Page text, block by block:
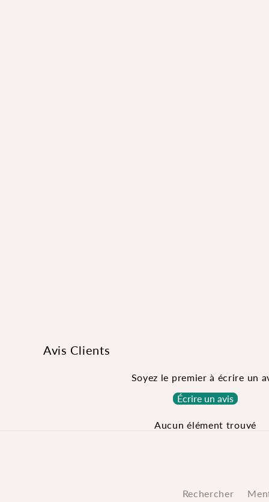
Avis Clients
Soyez le premier à écrire un
Écrire un avis
Aucun élément trouvé
Rechercher